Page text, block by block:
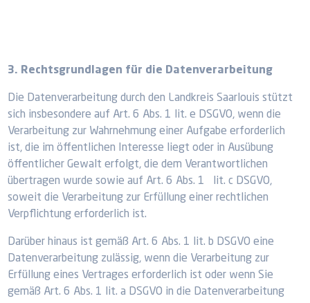
3. Rechtsgrundlagen für die Datenverarbeitung
Die Datenverarbeitung durch den Landkreis Saarlouis stützt
sich insbesondere auf Art. 6 Abs. 1 lit. e DSGVO, wenn die
Verarbeitung zur Wahrnehmung einer Aufgabe erforderlich
ist, die im öffentlichen Interesse liegt oder in Ausübung
öffentlicher Gewalt erfolgt, die dem Verantwortlichen
übertragen wurde sowie auf Art. 6 Abs. 1 lit. c DSGVO,
soweit die Verarbeitung zur Erfüllung einer rechtlichen
Verpflichtung erforderlich ist.
Darüber hinaus ist gemäß Art. 6 Abs. 1 lit. b DSGVO eine
Datenverarbeitung zulässig, wenn die Verarbeitung zur
Erfüllung eines Vertrages erforderlich ist oder wenn Sie
gemäß Art. 6 Abs. 1 lit. a DSGVO in die Datenverarbeitung